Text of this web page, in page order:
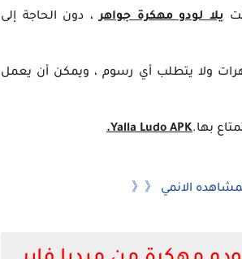
يلا لودو مهكرة جواهر، دون الحاجة إلى
ولا يتطلب أي رسوم ، ويمكن أن يعمل
بها.Yalla Ludo APK.
الانمي 《《